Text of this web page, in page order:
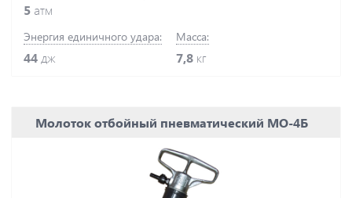
5 атм
Энергия единичного удара:
44 дж
Масса:
7,8 кг
Молоток отбойный пневматический МО-4Б